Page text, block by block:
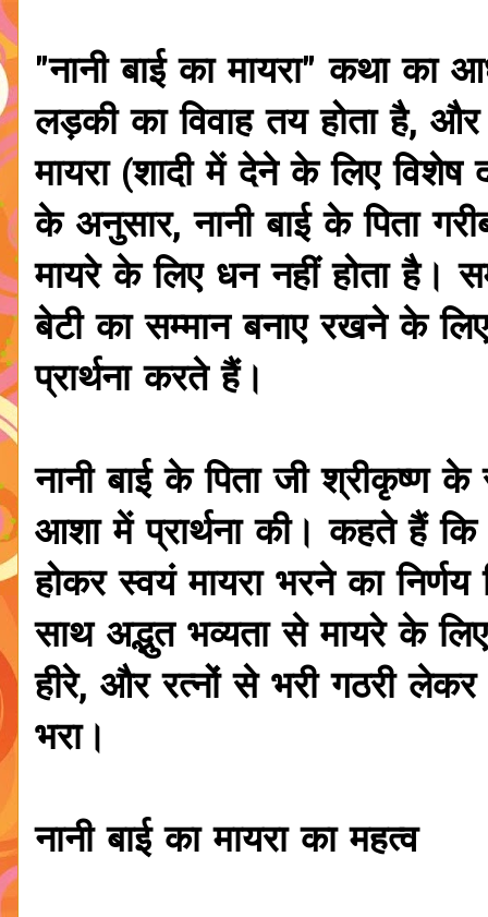
"नानी बाई का मायरा" कथा का
लड़की का विवाह तय होता है,
मायरा (शादी में देने के लिए
के अनुसार, नानी बाई के पिता
मायरे के लिए धन नहीं होता
बेटी का सम्मान बनाए रखने के
प्रार्थना करते हैं।
नानी बाई के पिता जी
आशा में प्रार्थना की। कहते हैं
होकर स्वयं मायरा भरने का
साथ अद्भुत भव्यता से मायरे के
हीरे, और रत्नों से भरी गठरी
भरा।
नानी बाई का मायरा का महत्व